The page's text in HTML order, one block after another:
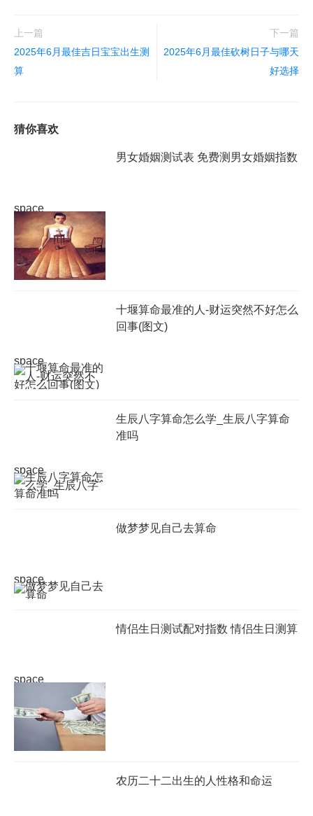
上一篇
2025年6月最佳吉日宝宝出生测
算
下一篇
2025年6月最佳砍树日子与哪天
好选择
猜你喜欢
space
男女婚姻测试表 免费测男女婚姻指数
space
十堰算命最准的人-财运突然不好怎么
回事(图文)
space
生辰八字算命怎么学_生辰八字算命
准吗
space
做梦梦见自己去算命
space
情侣生日测试配对指数 情侣生日测算
农历二十二出生的人性格和命运